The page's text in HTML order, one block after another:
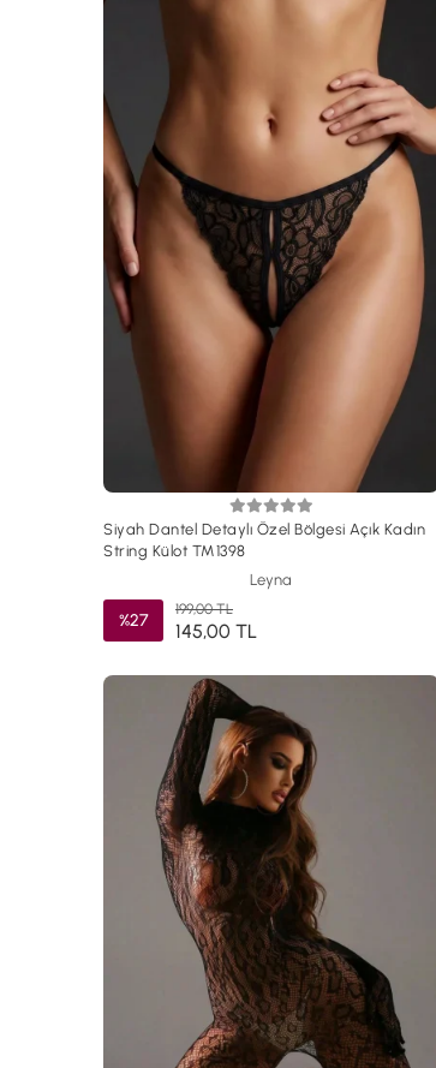
Siyah Dantel Detaylı Özel Bölgesi Açık Kadın
String Külot TM1398
Leyna
%27
199,00 TL
145,00 TL